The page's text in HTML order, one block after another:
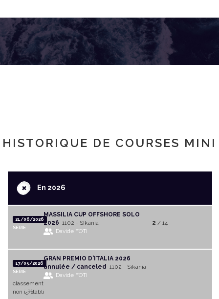
HISTORIQUE DE COURSES MINI
+En 2026
21/06/2026
SERIE
MASSILIA CUP OFFSHORE SOLO
2026 1102 - SIkania
Davide FOTI
2 / 14
17/05/2026
SERIE
GRAN PREMIO D'ITALIA 2026
annulée / canceled 1102 - Sikania
Davide FOTI
classement
non ï¿½tabli